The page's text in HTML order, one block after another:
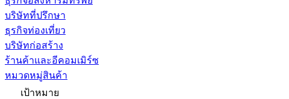
บริษัทที่ปรึกษา
ธุรกิจท่องเที่ยว
บริษัทก่อสร้าง
ร้านค้าและอีคอมเมิร์ซ
หมวดหมู่สินค้า
เป้าหมาย